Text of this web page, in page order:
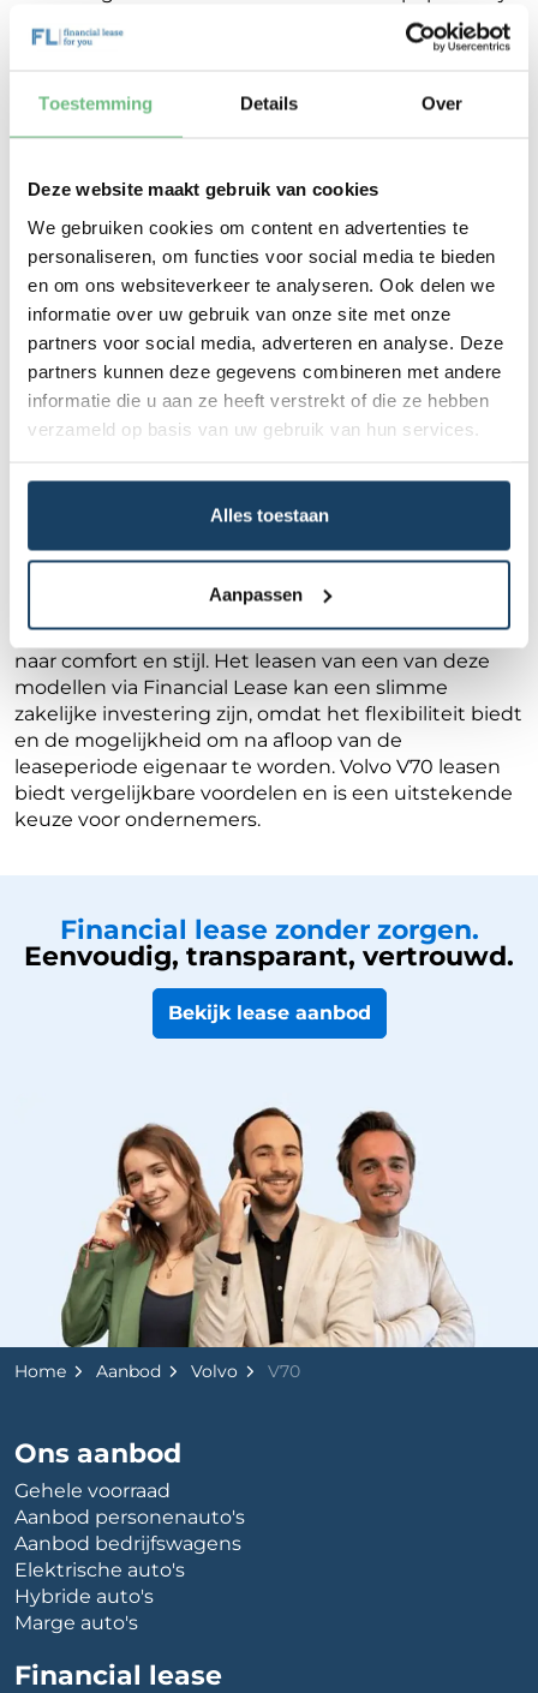
Toestemming Details Over
Deze website maakt gebruik van cookies
We gebruiken cookies om content en advertenties te
personaliseren, om functies voor social media te bieden
en om ons websiteverkeer te analyseren. Ook delen we
informatie over uw gebruik van onze site met onze
partners voor social media, adverteren en analyse. Deze
partners kunnen deze gegevens combineren met andere
informatie die u aan ze heeft verstrekt of die ze hebben
verzameld op basis van uw gebruik van hun services.
Alles toestaan
Aanpassen
De Volvo V70 D4 is geliefd vanwege zijn efficiënte
dieselmotor en lage CO2-uitstoot, wat gunstig is
meer vermogen en is ideaal voor ondernemers die
Inscription een uitstekende keuze, met zijn
hoogwaardige afwerking en geavanceerde
technologieën. Deze uitvoeringen bieden allemaal
de betrouwbaarheid en het comfort waar Volvo om
bekendstaat, en zijn daarmee uitstekende opties
voor de zakelijke rijder die kiest voor een Volvo V70
lease in Nederland.
Populaire alternatieven voor
Volvo V70 lease
Als u overweegt een Volvo V70 te leasen, zijn er ook
andere interessante opties in dezelfde prijsklasse. De
biedt een sportief design en
geavanceerde technologie. DeBMW 3 Serie Touring
staat bekend om zijn dynamische rijgedrag en luxe
interieur. Tot slot is deMercedes-Benz C-Klasse
Estateeen uitstekende keuze voor wie op zoek is
naar comfort en stijl. Het leasen van een van deze
modellen via Financial Lease kan een slimme
zakelijke investering zijn, omdat het flexibiliteit biedt
en de mogelijkheid om na afloop van de
leaseperiode eigenaar te worden. Volvo V70 leasen
biedt vergelijkbare voordelen en is een uitstekende
keuze voor ondernemers.
Financial lease zonder zorgen.
Eenvoudig, transparant, vertrouwd.
Bekijk lease aanbod
Home Aanbod Volvo V70
Ons aanbod
Gehele voorraad
Aanbod personenauto's
Aanbod bedrijfswagens
Elektrische auto's
Hybride auto's
Marge auto's
Financial lease